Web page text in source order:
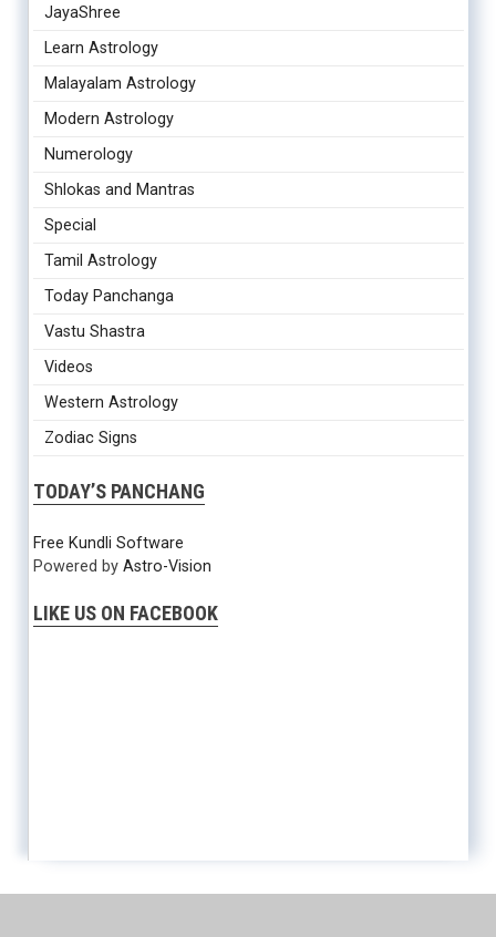
JayaShree
Learn Astrology
Malayalam Astrology
Modern Astrology
Numerology
Shlokas and Mantras
Special
Tamil Astrology
Today Panchanga
Vastu Shastra
Videos
Western Astrology
Zodiac Signs
TODAY’S PANCHANG
Free Kundli Software
Powered by Astro-Vision
LIKE US ON FACEBOOK